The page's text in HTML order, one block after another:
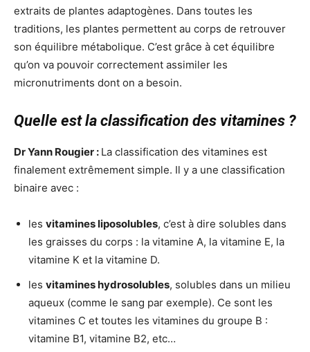
extraits de plantes adaptogènes. Dans toutes les
traditions, les plantes permettent au corps de retrouver
son équilibre métabolique. C’est grâce à cet équilibre
qu’on va pouvoir correctement assimiler les
micronutriments dont on a besoin.
Quelle est la classification des vitamines ?
Dr Yann Rougier : La classification des vitamines est
finalement extrêmement simple. Il y a une classification
binaire avec :
les vitamines liposolubles, c’est à dire solubles dans
les graisses du corps : la vitamine A, la vitamine E, la
vitamine K et la vitamine D.
les vitamines hydrosolubles, solubles dans un milieu
aqueux (comme le sang par exemple). Ce sont les
vitamines C et toutes les vitamines du groupe B :
vitamine B1, vitamine B2, etc…